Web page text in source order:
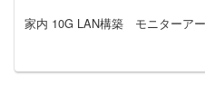
家内 10G LAN構築 モニターア